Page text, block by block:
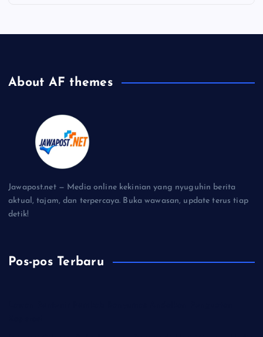
About AF themes
Jawapost.net — Media online kekinian yang nyuguhin berita
aktual, tajam, dan terpercaya. Buka wawasan, update terus tiap
detik!
Pos-pos Terbaru